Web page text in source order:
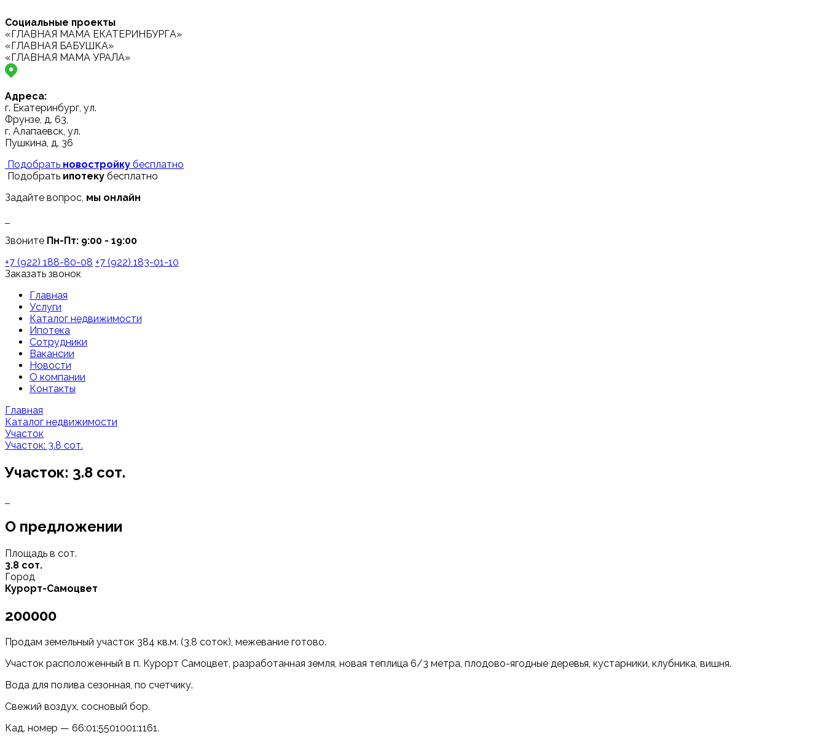
Социальные проекты
«ГЛАВНАЯ МАМА ЕКАТЕРИНБУРГА»
«ГЛАВНАЯ БАБУШКА»
«ГЛАВНАЯ МАМА УРАЛА»
Адреса:
г. Екатеринбург, ул.
Фрунзе, д. 63,
г. Алапаевск, ул.
Пушкина, д. 36
Подобрать новостройку бесплатно
Подобрать ипотеку бесплатно
Задайте вопрос, мы онлайн
Звоните Пн-Пт: 9:00 - 19:00
+7 (922) 188-80-08 +7 (922) 183-01-10
Заказать звонок
Главная
Услуги
Каталог недвижимости
Ипотека
Сотрудники
Вакансии
Новости
О компании
Контакты
Главная
Каталог недвижимости
Участок
Участок: 3.8 сот.
Участок: 3.8 сот.
О предложении
Площадь в сот.
3.8 сот.
Город
Курорт-Самоцвет
200000
Продам земельный участок 384 кв.м. (3,8 соток), межевание готово.
Участок расположенный в п. Курорт Самоцвет, разработанная земля, новая теплица 6/3 метра, плодово-ягодные деревья, кустарники, клубника, вишня.
Вода для полива сезонная, по счетчику.
Свежий воздух, сосновый бор.
Кад. номер — 66:01:5501001:1161.